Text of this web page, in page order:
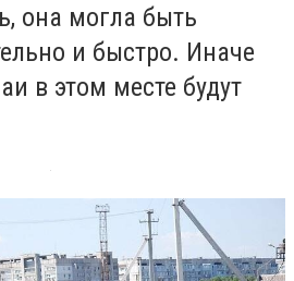
она могла быть
и быстро. Иначе
в этом месте будут